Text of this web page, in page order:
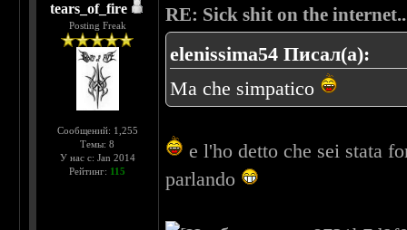
tears_of_fire
Posting Freak
Сообщений: 1,255
Темы: 8
У нас с: Jan 2014
Рейтинг: 115
RE: Sick shit on the
elenissima54 Писал(а):
Ma che simpatico
e l'ho detto che sei stata
parlando